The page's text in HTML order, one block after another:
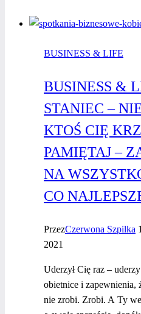
która
–
BUSINESS & LIFE
BUSINESS &
STANIEC –
KTOŚ CIĘ
PAMIĘTAJ –
NA
CO
PrzezCzerwona Szpilka
2021
Uderzył Cię raz –
obietnice i zapewnienia,
nie zrobi. Zrobi. A Ty